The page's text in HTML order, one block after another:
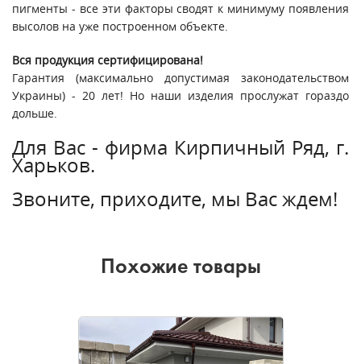
пигменты - все эти факторы сводят к минимуму появления
высолов на уже построенном объекте.
Вся продукция сертифицирована!
Гарантия (максимально допустимая законодательством
Украины) - 20 лет! Но наши изделия прослужат гораздо
дольше.
Для Вас - фирма Кирпичный Ряд, г.
Харьков.
Звоните, приходите, мы Вас ждем!
Похожие товары